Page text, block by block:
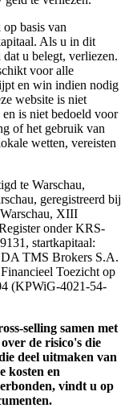
basis van
Als u in dit
u belegt, verliezen.
voor alle
en win indien nodig
website is niet
en is niet bedoeld voor
of het gebruik van
wetten, vereisten
te Warschau,
geregistreerd bij
XIII
onder KRS-
startkapitaal:
TMS Brokers S.A.
Toezicht op
(KPWiG-4021-54-
selling samen met
de risico's die
deel uitmaken van
kosten en
vindt u op